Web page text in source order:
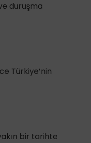
duruşma
Türkiye’nin
bir tarihte